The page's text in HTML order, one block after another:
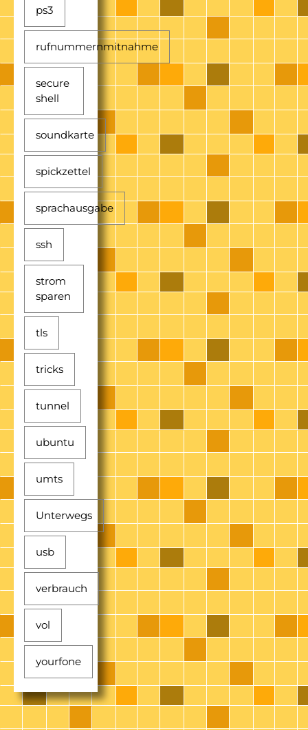
ps3
rufnummernmitnahme
secure
shell
soundkarte
spickzettel
sprachausgabe
ssh
strom
sparen
tls
tricks
tunnel
ubuntu
umts
Unterwegs
usb
verbrauch
vol
yourfone